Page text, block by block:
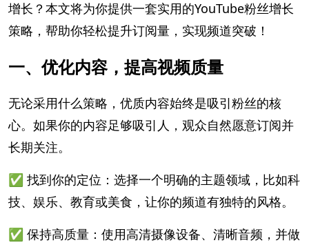
增长？本文将为你提供一套实用的YouTube粉丝增长
策略，帮助你轻松提升订阅量，实现频道突破！
一、优化内容，提高视频质量
无论采用什么策略，优质内容始终是吸引粉丝的核
心。如果你的内容足够吸引人，观众自然愿意订阅并
长期关注。
✅ 找到你的定位：选择一个明确的主题领域，比如科
技、娱乐、教育或美食，让你的频道有独特的风格。
✅ 保持高质量：使用高清摄像设备、清晰音频，并做